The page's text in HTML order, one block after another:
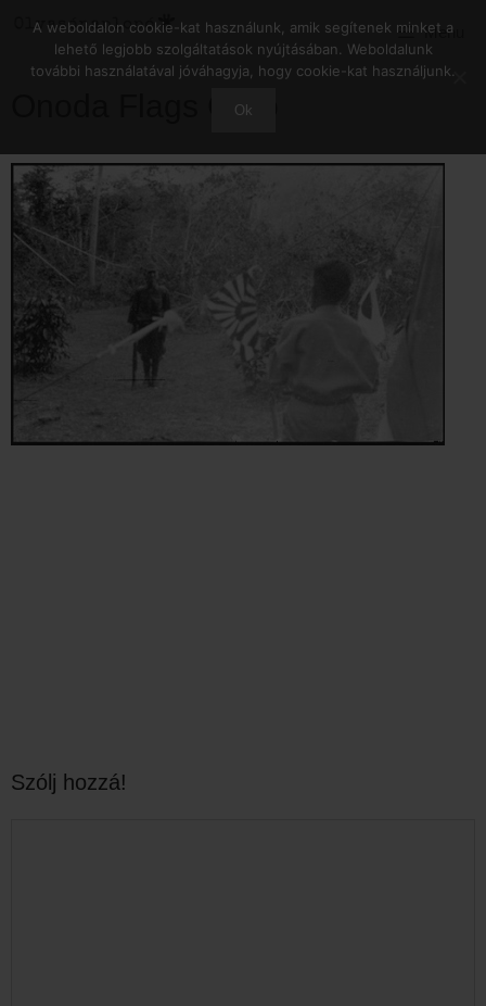
tartalomba
Menu
Onoda Flags Crop
Szólj hozzá!
A weboldalon cookie-kat használunk, amik segítenek minket a
lehető legjobb szolgáltatások nyújtásában. Weboldalunk
további használatával jóváhagyja, hogy cookie-kat használjunk.
Ok